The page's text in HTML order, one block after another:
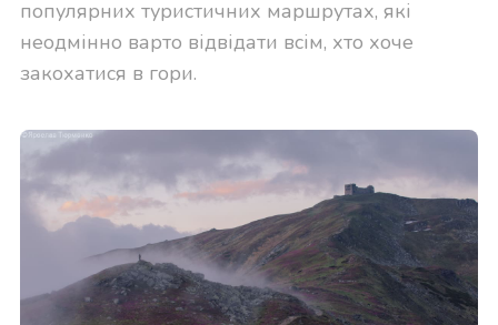
популярних туристичних маршрутах, які
неодмінно варто відвідати всім, хто хоче
закохатися в гори.